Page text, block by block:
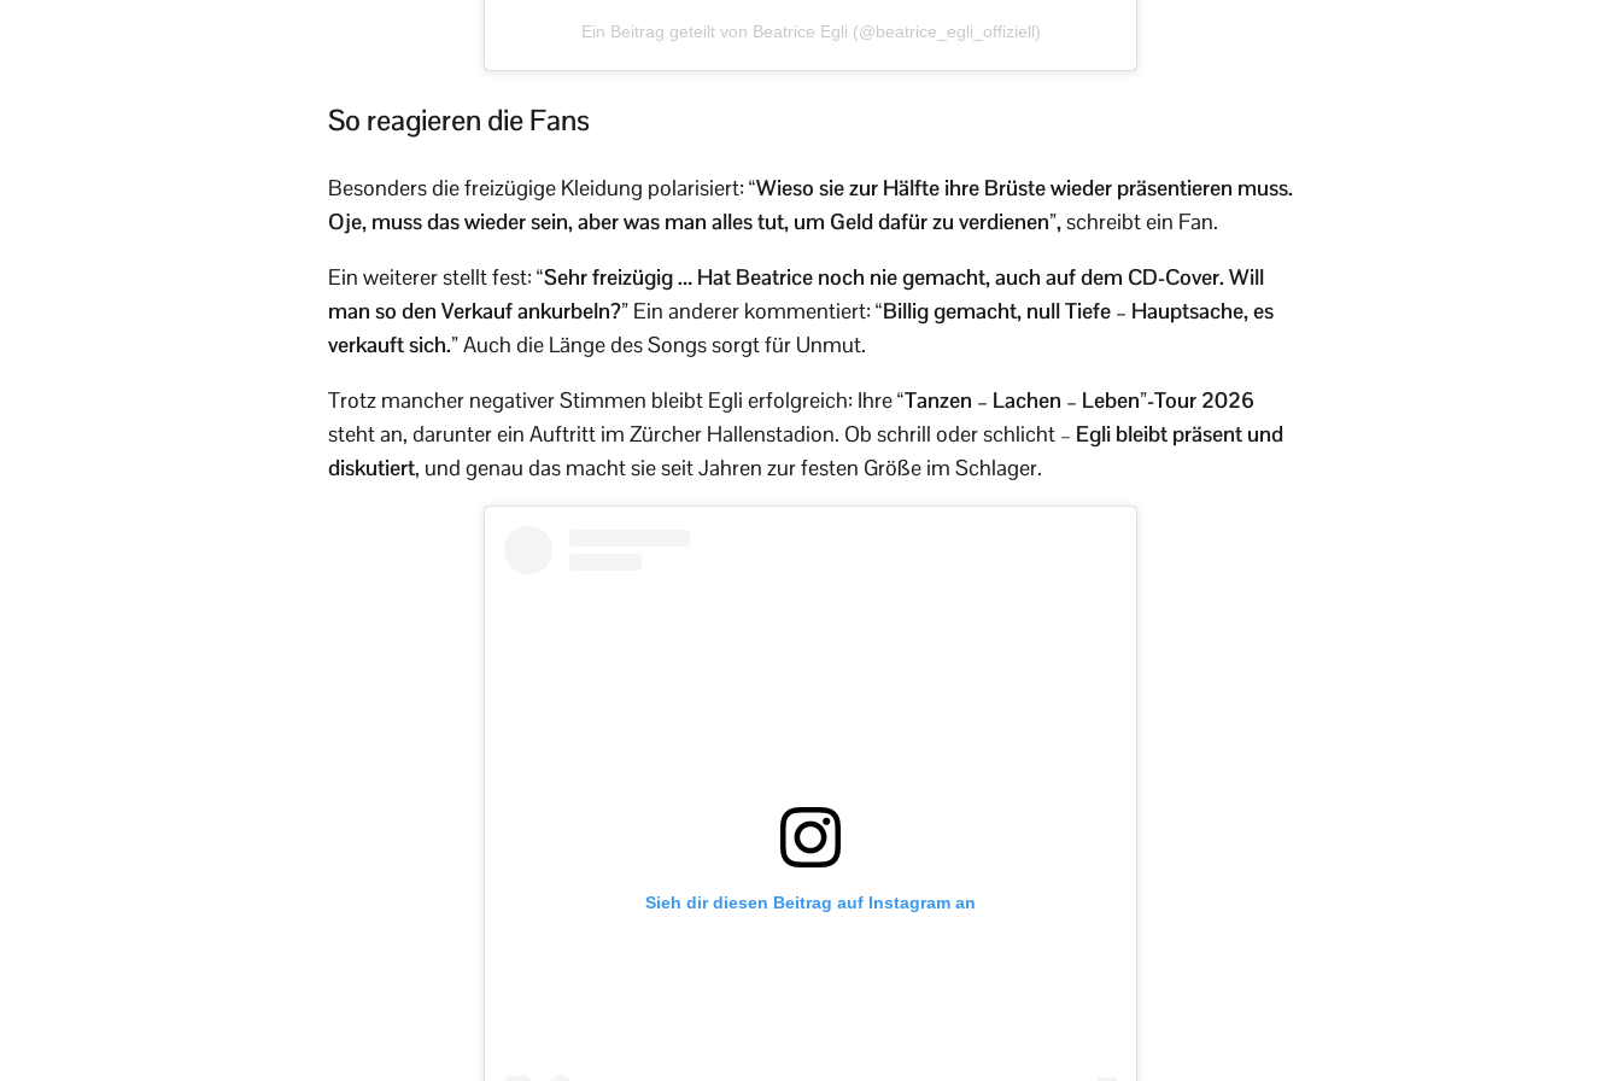
Ein Beitrag geteilt von Beatrice Egli (@beatrice_egli_offiziell)
So reagieren die Fans
Besonders die freizügige Kleidung polarisiert: “Wieso sie zur Hälfte ihre Brüste wieder präsentieren muss.
Oje, muss das wieder sein, aber was man alles tut, um Geld dafür zu verdienen”,schreibt ein Fan.
Ein weiterer stellt fest: “Sehr freizügig … Hat Beatrice noch nie gemacht, auch auf dem CD-Cover. Will
man so den Verkauf ankurbeln?” Ein anderer kommentiert: “Billig gemacht, null Tiefe – Hauptsache, es
verkauft sich.”Auch die Länge des Songs sorgt für Unmut.
Trotz mancher negativer Stimmen bleibt Egli erfolgreich: Ihre“Tanzen – Lachen – Leben”-Tour 2026
steht an, darunter ein Auftritt im Zürcher Hallenstadion. Ob schrill oder schlicht – Egli bleibt präsent und
diskutiert, und genau das macht sie seit Jahren zur festen Größe im Schlager.
Sieh dir diesen Beitrag auf Instagram an